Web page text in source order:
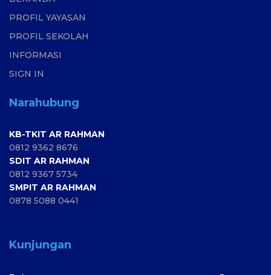
PROFIL YAYASAN
PROFIL SEKOLAH
INFORMASI
SIGN IN
Narahubung
KB-TKIT AR RAHMAN
0812 9362 8676
SDIT AR RAHMAN
0812 9367 5734
SMPIT AR RAHMAN
0878 5088 0441
Kunjungan